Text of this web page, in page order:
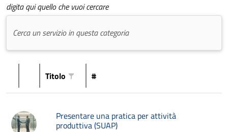
digita qui quello che vuoi cercare
Titolo #
Presentare una pratica per attività
produttiva (SUAP)